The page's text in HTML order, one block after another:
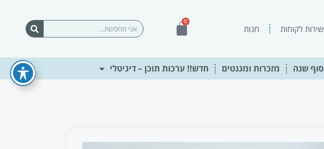
שירות לקוחות חנות
0
עגלת
חיפוש
סוף שנה מזכרות ומגנטים חדש!! ערכות תוכן – דיגיטלי